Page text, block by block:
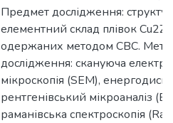
Предмет дослідження:
елементний склад плівок
одержаних методом СВС.
дослідження: скануюча
мікроскопія (SEM),
рентгенівський мікроаналіз
раманівська спектроскопія